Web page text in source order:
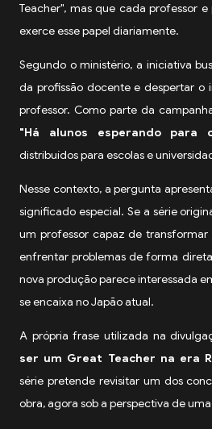
Teacher", mas que cada professor
exerce esse papel diariamente.
Segundo o ministério, a iniciativa
da profissão docente e despertar o
professor. Como parte da
"Há alunos esperando para
distribuídos para escolas e
Nesse contexto, a pergunta
significado especial. Se a série
um professor capaz de transformar
enfrentar problemas de forma
nova produção parece interessada
se encaixa no Japão atual.
A própria frase utilizada na
ser um Great Teacher na era
série pretende revisitar um dos
obra, agora sob a perspectiva de